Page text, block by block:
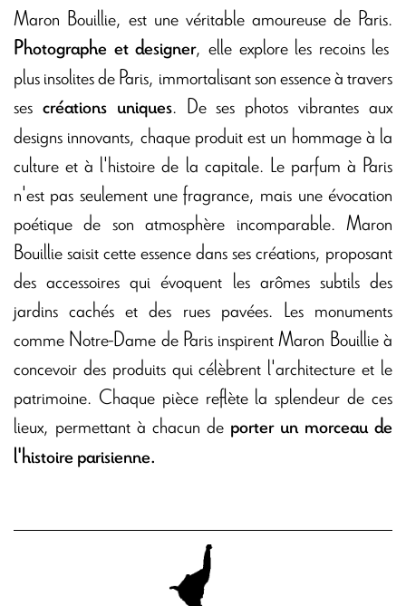
Maron Bouillie, est une véritable amoureuse de Paris.
Photographe et designer, elle explore les recoins les
plus insolites de Paris, immortalisant son essence à travers
ses créations uniques. De ses photos vibrantes aux
designs innovants, chaque produit est un hommage à la
culture et à l'histoire de la capitale. Le parfum à Paris
n'est pas seulement une fragrance, mais une évocation
poétique de son atmosphère incomparable. Maron
Bouillie saisit cette essence dans ses créations, proposant
des accessoires qui évoquent les arômes subtils des
jardins cachés et des rues pavées. Les monuments
comme Notre-Dame de Paris inspirent Maron Bouillie à
concevoir des produits qui célèbrent l'architecture et le
patrimoine. Chaque pièce reflète la splendeur de ces
lieux, permettant à chacun de porter un morceau de
l'histoire parisienne.